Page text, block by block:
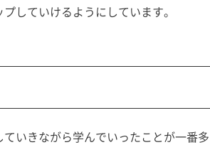
していけるようにしています。
いきながら学んでいったことが一番多